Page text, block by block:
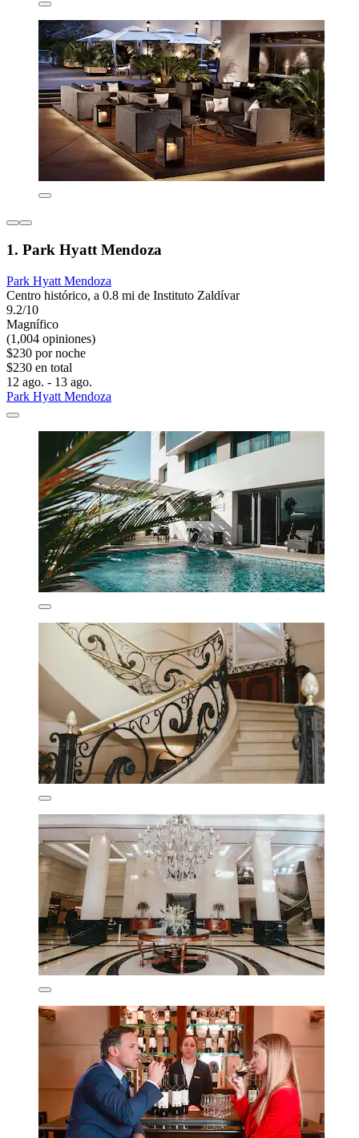
1. Park Hyatt Mendoza
Park Hyatt Mendoza
Centro histórico, a 0.8 mi de Instituto Zaldívar
9.2/10
Magnífico
(1,004 opiniones)
$230 por noche
$230 en total
12 ago. - 13 ago.
Park Hyatt Mendoza